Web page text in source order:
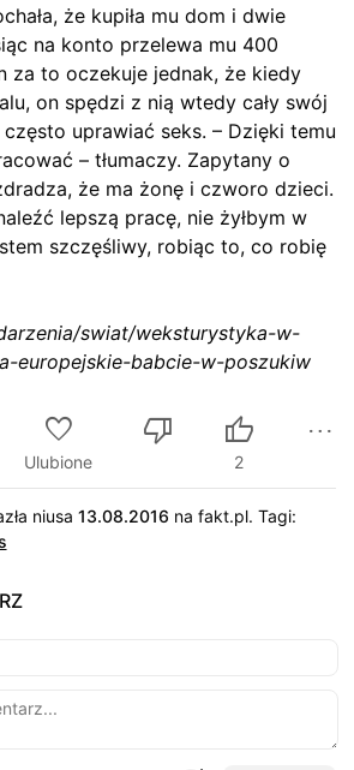
że kupiła mu dom i dwie
na konto przelewa mu 400
za to oczekuje jednak, że kiedy
on spędzi z nią wtedy cały swój
uprawiać seks. – Dzięki temu
– tłumaczy. Zapytany o
że ma żonę i czworo dzieci.
lepszą pracę, nie żyłbym w
szczęśliwy, robiąc to, co robię
swiat/weksturystyka-w-
europejskie-babcie-w-poszukiw
Ulubione 2
niusa 13.08.2016 na fakt.pl. Tagi: